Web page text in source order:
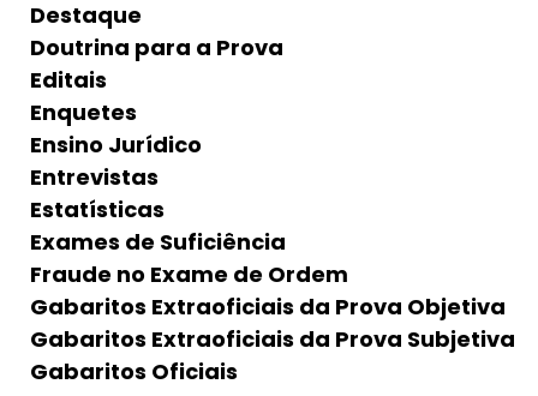
Destaque
Doutrina para a Prova
Editais
Enquetes
Ensino Jurídico
Entrevistas
Estatísticas
Exames de Suficiência
Fraude no Exame de Ordem
Gabaritos Extraoficiais da Prova Objetiva
Gabaritos Extraoficiais da Prova Subjetiva
Gabaritos Oficiais